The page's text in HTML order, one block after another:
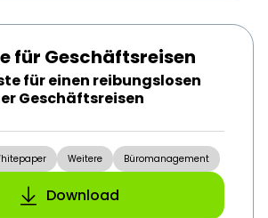
für Geschäftsreisen
für einen reibungslosen
Geschäftsreisen
Weitere Büromanagement
Download